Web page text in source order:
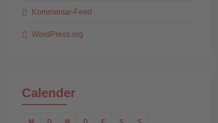
Kommentar-Feed
WordPress.org
Calender